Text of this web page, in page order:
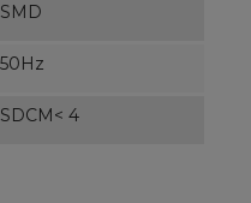
SMD
50Hz
SDCM< 4